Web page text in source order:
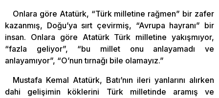
Onlara göre Atatürk, “Türk milletine rağmen” bir zafer
kazanmış, Doğu’ya sırt çevirmiş, “Avrupa hayranı” bir
insan. Onlara göre Atatürk Türk milletine yakışmıyor,
“fazla geliyor”, “bu millet onu anlayamadı ve
anlayamıyor”, “O’nun tırnağı bile olamayız.”
Mustafa Kemal Atatürk, Batı’nın ileri yanlarını alırken
dahi gelişimin köklerini Türk milletinde aramış ve